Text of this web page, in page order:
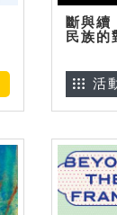
斷與續
民族的
活